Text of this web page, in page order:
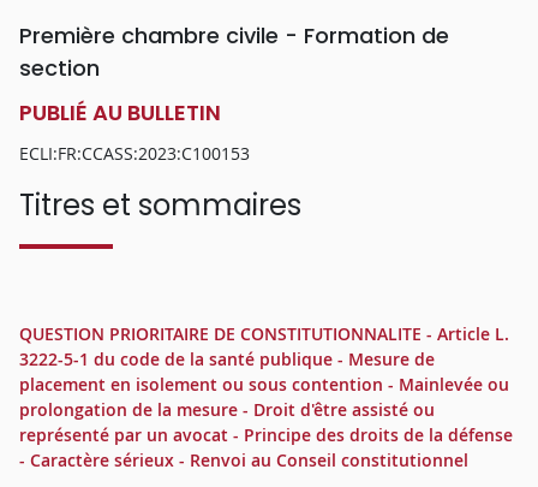
Première chambre civile - Formation de
section
PUBLIÉ AU BULLETIN
ECLI:FR:CCASS:2023:C100153
Titres et sommaires
QUESTION PRIORITAIRE DE CONSTITUTIONNALITE - Article L.
3222-5-1 du code de la santé publique - Mesure de
placement en isolement ou sous contention - Mainlevée ou
prolongation de la mesure - Droit d'être assisté ou
représenté par un avocat - Principe des droits de la défense
- Caractère sérieux - Renvoi au Conseil constitutionnel